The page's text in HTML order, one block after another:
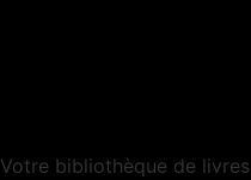
Votre bibliothèque de